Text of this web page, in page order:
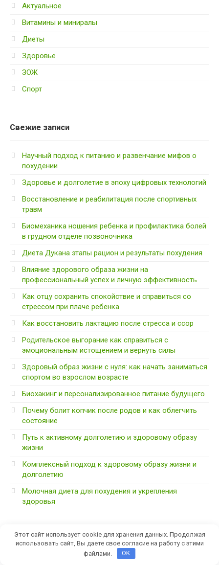
Актуальное
Витамины и миниралы
Диеты
Здоровье
ЗОЖ
Спорт
Свежие записи
Научный подход к питанию и развенчание мифов о
похудении
Здоровье и долголетие в эпоху цифровых технологий
Восстановление и реабилитация после спортивных
травм
Биомеханика ношения ребенка и профилактика болей
в грудном отделе позвоночника
Диета Дукана этапы рацион и результаты похудения
Влияние здорового образа жизни на
профессиональный успех и личную эффективность
Как отцу сохранить спокойствие и справиться со
стрессом при плаче ребенка
Как восстановить лактацию после стресса и ссор
Родительское выгорание как справиться с
эмоциональным истощением и вернуть силы
Здоровый образ жизни с нуля: как начать заниматься
спортом во взрослом возрасте
Биохакинг и персонализированное питание будущего
Почему болит копчик после родов и как облегчить
состояние
Путь к активному долголетию и здоровому образу
жизни
Комплексный подход к здоровому образу жизни и
долголетию
Молочная диета для похудения и укрепления
здоровья
Этот сайт использует cookie для хранения данных. Продолжая
использовать сайт, Вы даете свое согласие на работу с этими
файлами.
OK